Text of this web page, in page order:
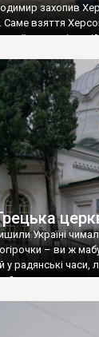
захопив
Саме взяття
умови
Володимир-
А потім було
Таврійського
Україні
– ви ж
у радянські